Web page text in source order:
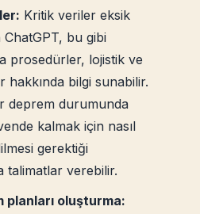
Kritik veriler eksik
bu gibi
prosedürler, lojistik ve
hakkında bilgi sunabilir.
deprem durumunda
kalmak için nasıl
gerektiği
talimatlar verebilir.
planları oluşturma: